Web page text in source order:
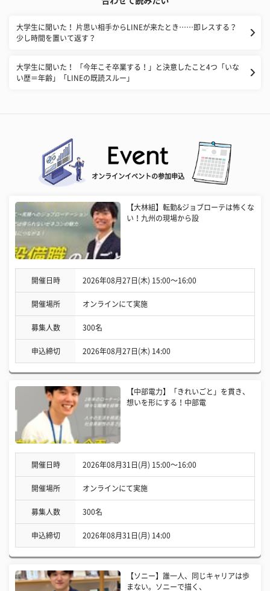
大学生に聞いた！ 片思い相手からLINEが来たとき……即レスする？
少し時間を置いて返す？
大学生に聞いた！ 「今年こそ卒業する！」と決意したこと4つ「いな
い歴＝年齢」「LINEの既読スルー」
オンラインイベントの参加申込
【大林組】転勤&ジョブローテは怖くな
い！九州の現場から設
開催日時 2026年08月27日(木) 15:00〜16:00
開催場所 オンラインにて実施
募集人数 300名
申込締切 2026年08月27日(木) 14:00
【中部電力】「きれいごと」を貫き、
想いを形にする！中部電
開催日時 2026年08月31日(月) 15:00〜16:00
開催場所 オンラインにて実施
募集人数 300名
申込締切 2026年08月31日(月) 14:00
【ソニー】誰一人、同じキャリアは歩
まない。ソニーで描く、